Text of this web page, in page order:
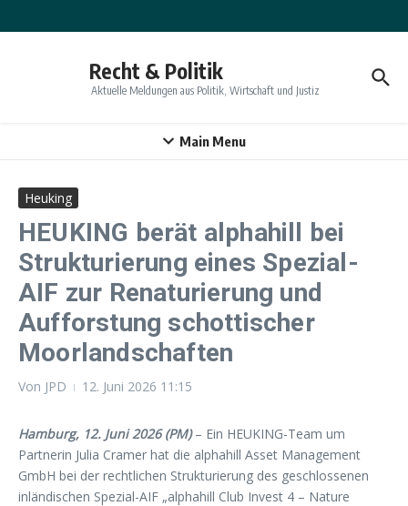
Recht & Politik
Aktuelle Meldungen aus Politik, Wirtschaft und Justiz
Main Menu
Heuking
HEUKING berät alphahill bei
Strukturierung eines Spezial-
AIF zur Renaturierung und
Aufforstung schottischer
Moorlandschaften
Von JPD 12. Juni 2026 11:15
Hamburg, 12. Juni 2026 (PM)– Ein HEUKING-Team um
Partnerin Julia Cramer hat die alphahill Asset Management
GmbH bei der rechtlichen Strukturierung des geschlossenen
inländischen Spezial-AIF „alphahill Club Invest 4 – Nature